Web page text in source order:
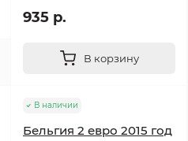
935 р.
В корзину
В наличии
Бельгия 2 евро 2015 год